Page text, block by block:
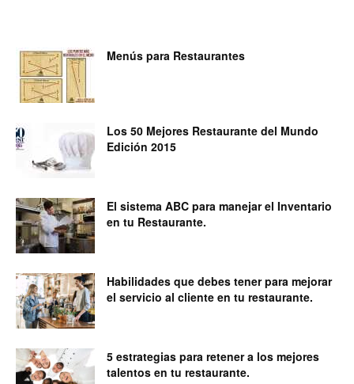
Menus
de
Restaurantes
Menús para Restaurantes
Los 50 Mejores Restaurante del Mundo
Edición 2015
El sistema ABC para manejar el Inventario
en tu Restaurante.
Habilidades que debes tener para mejorar
el servicio al cliente en tu restaurante.
5 estrategias para retener a los mejores
talentos en tu restaurante.